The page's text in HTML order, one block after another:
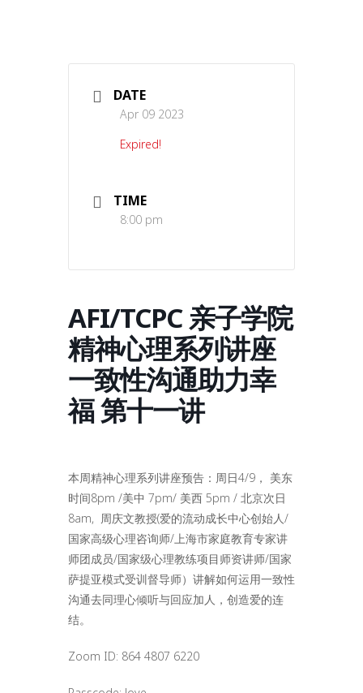
DATE
Apr 09 2023
Expired!
TIME
8:00 pm
AFI/TCPC 亲子学院
精神心理系列讲座
一致性沟通助力幸
福 第十一讲
本周精神心理系列讲座预告：周日4/9， 美东
时间8pm /美中 7pm/ 美西 5pm / 北京次日
8am, 周庆文教授(爱的流动成长中心创始人/
国家高级心理咨询师/上海市家庭教育专家讲
师团成员/国家级心理教练项目师资讲师/国家
萨提亚模式受训督导师）讲解如何运用一致性
沟通去同理心倾听与回应加人，创造爱的连
结。
Zoom ID: 864 4807 6220